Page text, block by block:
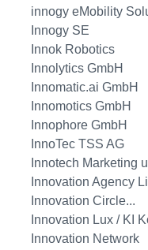
innogy eMobility
Innogy SE
Innok Robotics
Innolytics GmbH
Innomatic.ai GmbH
Innomotics GmbH
Innophore GmbH
InnoTec TSS AG
Innotech Marketing
Innovation Agency
Innovation Circle...
Innovation Lux / KI
Innovation Network